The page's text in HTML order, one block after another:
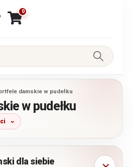
0
damskie w pudełku
w pudełku
dla siebie